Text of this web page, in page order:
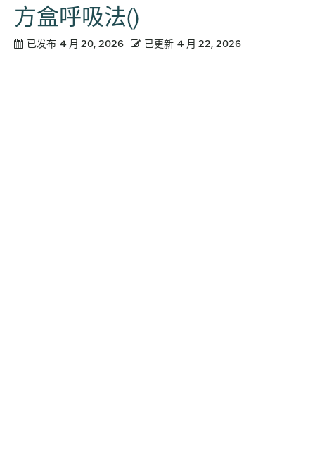
方盒呼吸法()
已发布 4 月 20, 2026 已更新 4 月 22, 2026